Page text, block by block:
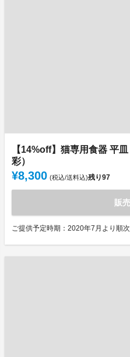
【14%off】猫専用食器 平
彩）
¥8,300 (税込/送料込)残り97
販
ご提供予定時期：2020年7月より順